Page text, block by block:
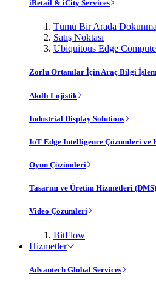
iRetail & iCity Services
Tümü Bir Arada
Satış Noktası
Ubiquitous Edge
Zorlu Ortamlar İçin Araç Bilgi
Akıllı Lojistik
Industrial Display Solutions
IoT Edge Intelligence Çözümleri ve
Oyun Çözümleri
Tasarım ve Üretim Hizmetleri (DMS)
Video Çözümleri
BitFlow
Hizmetler
Advantech Global Services